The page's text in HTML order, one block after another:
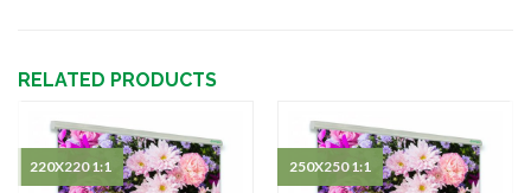
RELATED PRODUCTS
220X220 1:1 250X250 1:1